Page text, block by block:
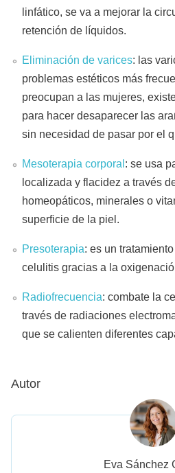
linfático, se va a mejorar la
retención de líquidos.
Eliminación de varices: las
problemas estéticos más
preocupan a las mujeres,
para hacer desaparecer las
sin necesidad de pasar por el
Mesoterapia corporal : se usa
localizada y flacidez a través
homeopáticos, minerales o
superficie de la piel.
Presoterapia: es un
celulitis gracias a la
Radiofrecuencia: combate la
través de radiaciones
que se calienten diferentes
Autor
Eva Sánchez